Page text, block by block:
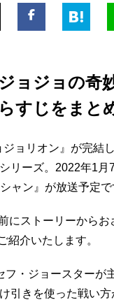
ョジョの奇
すじをまと
ョリオン』が完結
リーズ。2022年1
ャン』が放送予定で
にストーリーからお
紹介いたします。
・ジョースターが
引きを使った戦い